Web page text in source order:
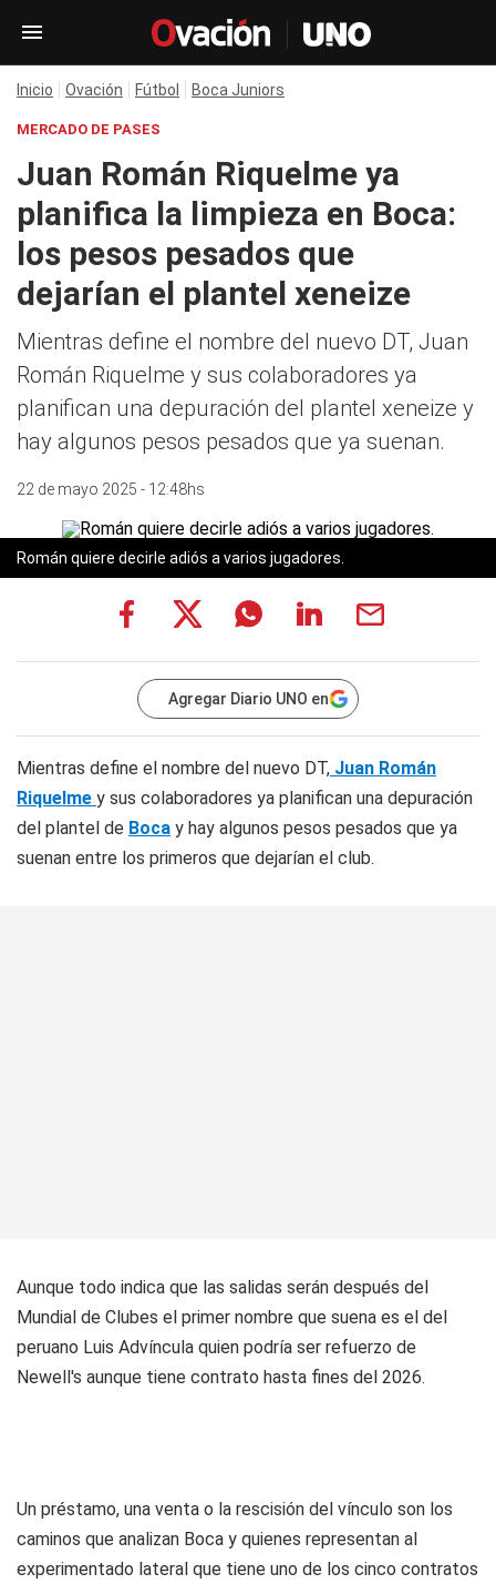
Inicio Ovación Fútbol Boca Juniors
MERCADO DE PASES
Juan Román Riquelme ya
planifica la limpieza en Boca:
los pesos pesados que
dejarían el plantel xeneize
Mientras define el nombre del nuevo DT, Juan
Román Riquelme y sus colaboradores ya
planifican una depuración del plantel xeneize y
hay algunos pesos pesados que ya suenan.
22 de mayo 2025 - 12:48hs
Román quiere decirle adiós a varios jugadores.
Agregar Diario UNO en
Mientras define el nombre del nuevo DT, Juan Román
Riquelme y sus colaboradores ya planifican una depuración
del plantel de Boca y hay algunos pesos pesados que ya
suenan entre los primeros que dejarían el club.
Aunque todo indica que las salidas serán después del
Mundial de Clubes el primer nombre que suena es el del
peruano Luis Advíncula quien podría ser refuerzo de
Newell's aunque tiene contrato hasta fines del 2026.
Un préstamo, una venta o la rescisión del vínculo son los
caminos que analizan Boca y quienes representan al
experimentado lateral que tiene uno de los cinco contratos